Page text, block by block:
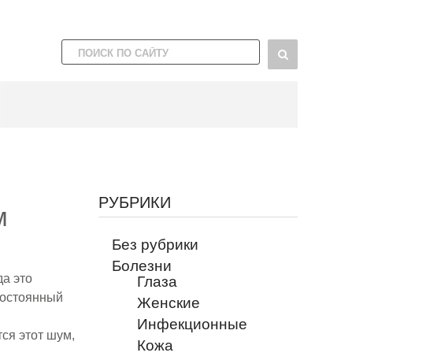
это
этот шум,
РУБРИКИ
Без рубрики
Болезни
Глаза
Женские
Инфекционные
Кожа